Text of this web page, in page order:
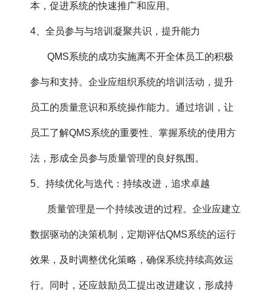
本，促进系统的快速推广和应用。
4、全员参与与培训凝聚共识，提升能力
QMS系统的成功实施离不开全体员工的积极
参与和支持。企业应组织系统的培训活动，提升
员工的质量意识和系统操作能力。通过培训，让
员工了解QMS系统的重要性、掌握系统的使用方
法，形成全员参与质量管理的良好氛围。
5、持续优化与迭代：持续改进，追求卓越
质量管理是一个持续改进的过程。企业应建立
数据驱动的决策机制，定期评估QMS系统的运行
效果，及时调整优化策略，确保系统持续高效运
行。同时，还应鼓励员工提出改进建议，形成持